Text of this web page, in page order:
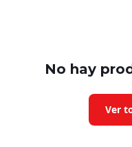
No hay
Ver